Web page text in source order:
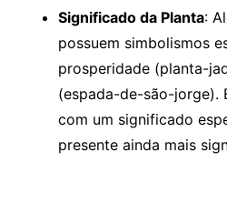
Significado da Planta:
possuem simbolismos
prosperidade (planta-
(espada-de-são-jorge).
com um significado
presente ainda mais